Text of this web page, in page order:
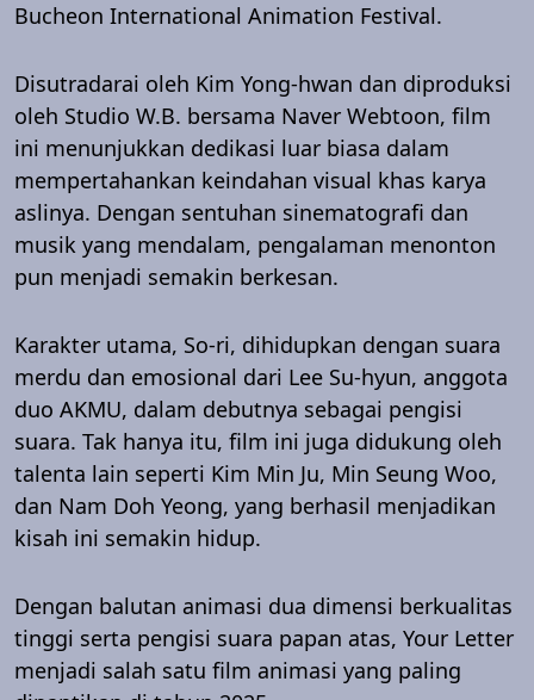
Bucheon International Animation Festival.
Disutradarai oleh Kim Yong-hwan dan diproduksi
oleh Studio W.B. bersama Naver Webtoon, film
ini menunjukkan dedikasi luar biasa dalam
mempertahankan keindahan visual khas karya
aslinya. Dengan sentuhan sinematografi dan
musik yang mendalam, pengalaman menonton
pun menjadi semakin berkesan.
Karakter utama, So-ri, dihidupkan dengan suara
merdu dan emosional dari Lee Su-hyun, anggota
duo AKMU, dalam debutnya sebagai pengisi
suara. Tak hanya itu, film ini juga didukung oleh
talenta lain seperti Kim Min Ju, Min Seung Woo,
dan Nam Doh Yeong, yang berhasil menjadikan
kisah ini semakin hidup.
Dengan balutan animasi dua dimensi berkualitas
tinggi serta pengisi suara papan atas, Your Letter
menjadi salah satu film animasi yang paling